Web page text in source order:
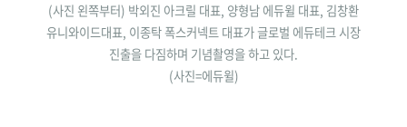
(사진 왼쪽부터) 박외진 아크릴 대표, 양형남 에듀윌 대표, 김창환
유니와이드대표, 이종탁 폭스커넥트 대표가 글로벌 에듀테크 시장
진출을 다짐하며 기념촬영을 하고 있다.
(사진=에듀윌)